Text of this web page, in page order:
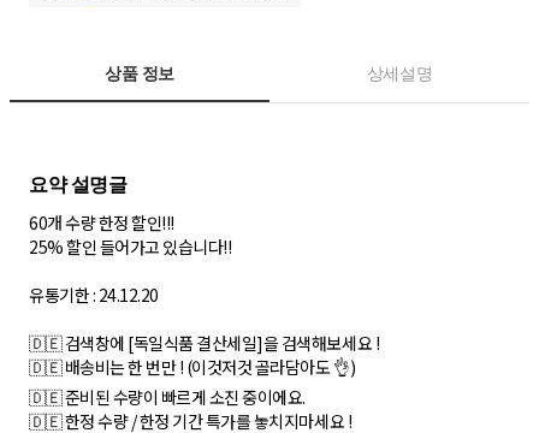
상품 정보 상세설명
요약 설명글
60개 수량 한정 할인!!!
25% 할인 들어가고 있습니다!!
유통기한 : 24.12.20
🇩🇪 검색창에 [독일식품 결산세일]을 검색해보세요 !
🇩🇪 배송비는 한 번만 ! (이것저것 골라담아도 👌)
🇩🇪 준비된 수량이 빠르게 소진 중이에요.
🇩🇪 한정 수량 / 한정 기간 특가를 놓치지마세요 !